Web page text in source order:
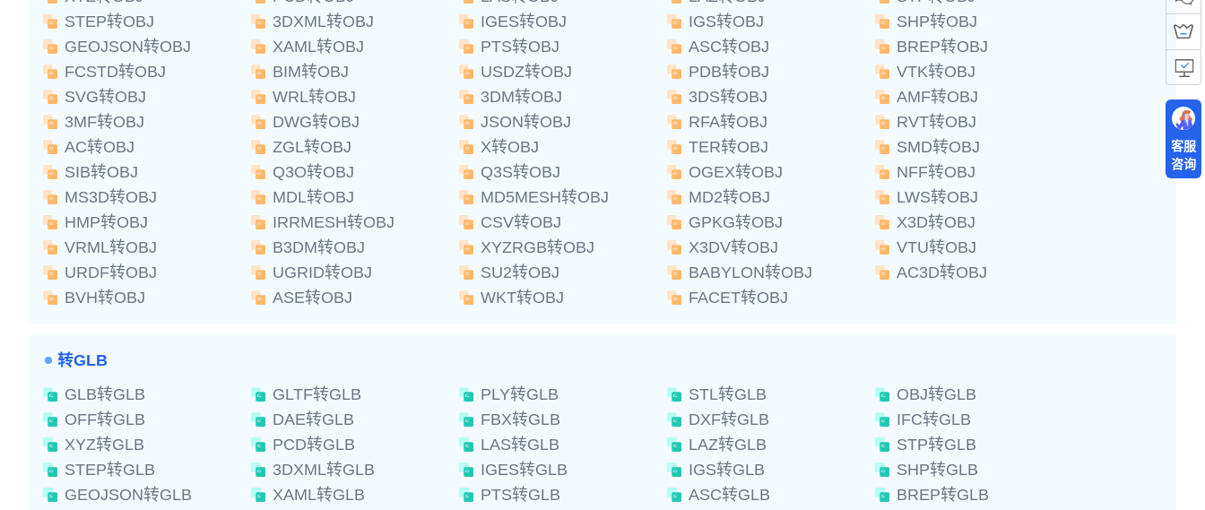
STEP转OBJ
3DXML转OBJ IGES转OBJ IGS转OBJ
SHP转OBJ
GEOJSON转OBJ
XAML转OBJ PTS转OBJ ASC转OBJ
BREP转OBJ
FCSTD转OBJ
BIM转OBJ USDZ转OBJ PDB转OBJ
VTK转OBJ
SVG转OBJ
WRL转OBJ 3DM转OBJ 3DS转OBJ
AMF转OBJ
3MF转OBJ
DWG转OBJ JSON转OBJ RFA转OBJ
RVT转OBJ
AC转OBJ
ZGL转OBJ X转OBJ TER转OBJ
SMD转OBJ
SIB转OBJ
Q3O转OBJ Q3S转OBJ OGEX转OBJ
NFF转OBJ
MS3D转OBJ
MDL转OBJ MD5MESH转OBJ MD2转OBJ
LWS转OBJ
HMP转OBJ
IRRMESH转OBJ CSV转OBJ GPKG转OBJ
X3D转OBJ
VRML转OBJ
B3DM转OBJ XYZRGB转OBJ X3DV转OBJ
VTU转OBJ
URDF转OBJ
UGRID转OBJ SU2转OBJ BABYLON转OBJ
AC3D转OBJ
BVH转OBJ
ASE转OBJ WKT转OBJ FACET转OBJ
转GLB
GLB转GLB
GLTF转GLB PLY转GLB STL转GLB
OBJ转GLB
OFF转GLB
DAE转GLB FBX转GLB DXF转GLB
IFC转GLB
XYZ转GLB
PCD转GLB LAS转GLB LAZ转GLB
STP转GLB
STEP转GLB
3DXML转GLB IGES转GLB IGS转GLB
SHP转GLB
GEOJSON转GLB
XAML转GLB PTS转GLB ASC转GLB
BREP转GLB
客服
咨询